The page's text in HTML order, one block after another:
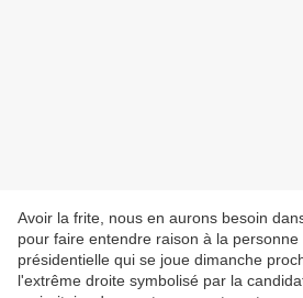
Avoir la frite, nous en aurons besoin
pour faire entendre raison à la personne
présidentielle qui se joue dimanche
l'extrême droite symbolisé par la